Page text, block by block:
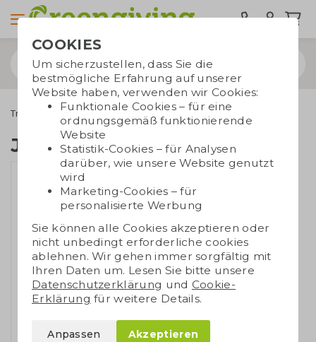
Trinkwaren Wasserflaschen Join the Pipe Flasche
Join the Pipe Flasche
COOKIES
Um sicherzustellen, dass Sie die
bestmögliche Erfahrung auf unserer
Website haben, verwenden wir Cookies:
Funktionale Cookies – für eine
ordnungsgemäß funktionierende
Website
Statistik-Cookies – für Analysen
darüber, wie unsere Website genutzt
wird
Marketing-Cookies – für
personalisierte Werbung
Sie können alle Cookies akzeptieren oder
nicht unbedingt erforderliche cookies
ablehnen. Wir gehen immer sorgfältig mit
Ihren Daten um. Lesen Sie bitte unsere
Datenschutzerklärung und Cookie-
Erklärung für weitere Details.
Anpassen Akzeptieren